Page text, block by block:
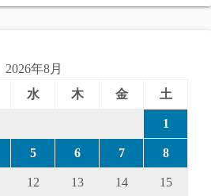
2026年8月
水 木 金 土
1
5 6 7 8
12 13 14 15